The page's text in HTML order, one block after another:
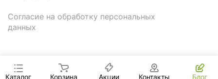
Согласие на обработку персональных
данных
Каталог Корзина Акции Контакты Блог